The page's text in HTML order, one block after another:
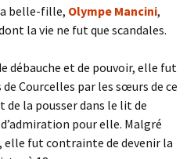
belle-fille, Olympe Mancini,
la vie ne fut que scandales.
débauche et de pouvoir, elle fut
Courcelles par les sœurs de ce
la pousser dans le lit de
pour elle. Malgré
elle fut contrainte de devenir la